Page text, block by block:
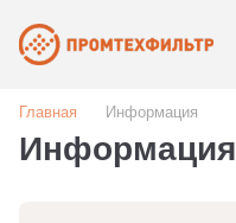
Главная Информация
Информация